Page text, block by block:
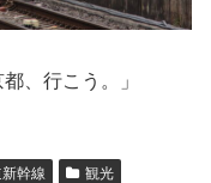
、行こう。」
幹線
観光